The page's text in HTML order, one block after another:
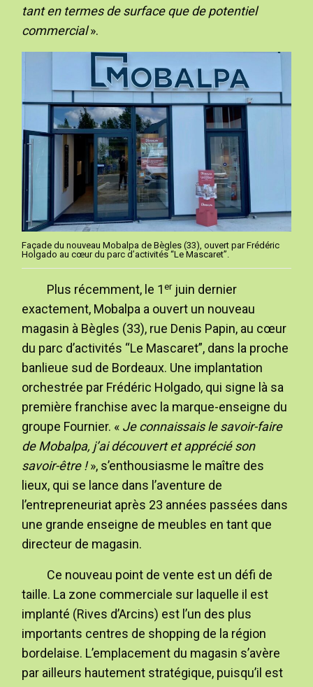
tant en termes de surface que de potentiel
commercial».
Façade du nouveau Mobalpa de Bègles (33), ouvert par Frédéric
Holgado au cœur du parc d’activités “Le Mascaret”.
Plus récemment, le 1erjuin dernier
exactement, Mobalpa a ouvert un nouveau
magasin à Bègles (33), rue Denis Papin, au cœur
du parc d’activités “Le Mascaret”, dans la proche
banlieue sud de Bordeaux. Une implantation
orchestrée par Frédéric Holgado, qui signe là sa
première franchise avec la marque-enseigne du
groupe Fournier. « Je connaissais le savoir-faire
de Mobalpa, j’ai découvert et apprécié son
savoir-être !», s’enthousiasme le maître des
lieux, qui se lance dans l’aventure de
l’entrepreneuriat après 23 années passées dans
une grande enseigne de meubles en tant que
directeur de magasin.
Ce nouveau point de vente est un défi de
taille. La zone commerciale sur laquelle il est
implanté (Rives d’Arcins) est l’un des plus
importants centres de shopping de la région
bordelaise. L’emplacement du magasin s’avère
par ailleurs hautement stratégique, puisqu’il est